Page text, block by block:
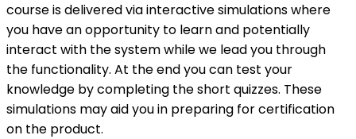
course is delivered via interactive simulations where
you have an opportunity to learn and potentially
interact with the system while we lead you through
the functionality. At the end you can test your
knowledge by completing the short quizzes. These
simulations may aid you in preparing for certification
on the product.